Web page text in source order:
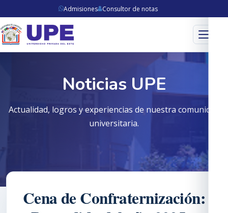
Admisiones Consultor de notas
Menú
Noticias UPE
Actualidad, logros y experiencias de nuestra comunidad
universitaria.
Cena de Confraternización: